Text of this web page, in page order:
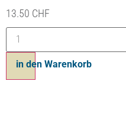
13.50 CHF
in den Warenkorb